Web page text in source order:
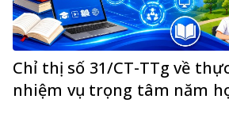
Chỉ thị số 31/CT-TTg về
nhiệm vụ trọng tâm năm